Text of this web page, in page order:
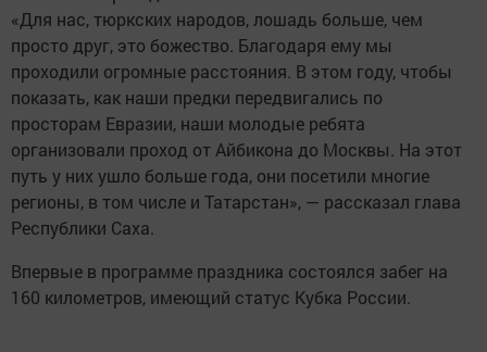
«Для нас, тюркских народов, лошадь больше, чем
просто друг, это божество. Благодаря ему мы
проходили огромные расстояния. В этом году, чтобы
показать, как наши предки передвигались по
просторам Евразии, наши молодые ребята
организовали проход от Айбикона до Москвы. На этот
путь у них ушло больше года, они посетили многие
регионы, в том числе и Татарстан», — рассказал глава
Республики Саха.
Впервые в программе праздника состоялся забег на
160 километров, имеющий статус Кубка России.